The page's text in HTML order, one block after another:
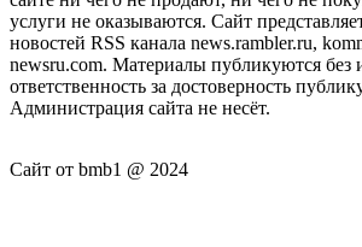
услуги не оказываются. Сайт
новостей RSS канала news.rambler.ru,
newsru.com. Материалы публикуются без
ответственность за достоверность
Администрация сайта не несёт.
Сайт от bmb1 @ 2024